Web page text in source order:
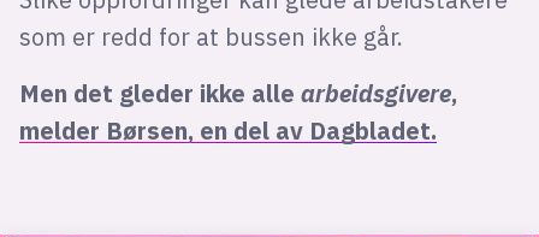
som er redd for at bussen ikke går.
Men det gleder ikke alle arbeidsgivere,
melder Børsen, en del av Dagbladet.